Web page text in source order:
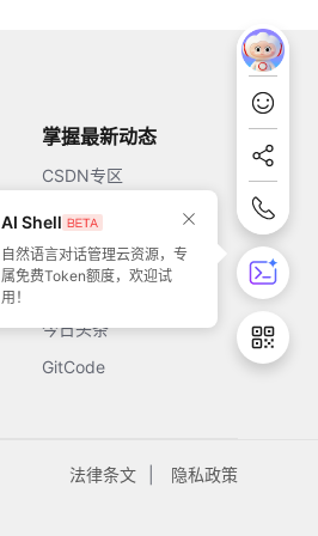
掌握最新动态
CSDN专区
知乎
开源中国
今日头条
GitCode
法律条文 隐私政策
AI Shell
自然语言对话管理云资源，专
属免费Token额度，欢迎试
用！